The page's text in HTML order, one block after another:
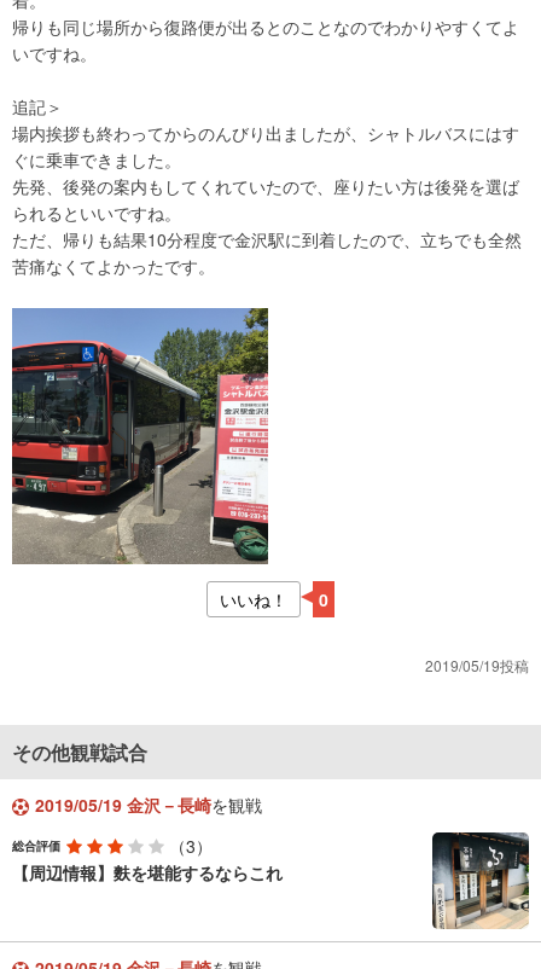
帰りも同じ場所から復路便が出るとのことなのでわかりやすくてよ
いですね。
追記＞
場内挨拶も終わってからのんびり出ましたが、シャトルバスにはす
ぐに乗車できました。
先発、後発の案内もしてくれていたので、座りたい方は後発を選ば
られるといいですね。
ただ、帰りも結果10分程度で金沢駅に到着したので、立ちでも全然
苦痛なくてよかったです。
いいね！ 0
2019/05/19投稿
その他観戦試合
2019/05/19 金沢－長崎を観戦
総合評価
（3）
【周辺情報】麩を堪能するならこれ